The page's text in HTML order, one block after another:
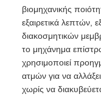
βιομηχανικής
εξαιρετικά λεπτών,
διακοσμητικών
το μηχάνημα
χρησιμοποιεί
ατμών για να
χωρίς να